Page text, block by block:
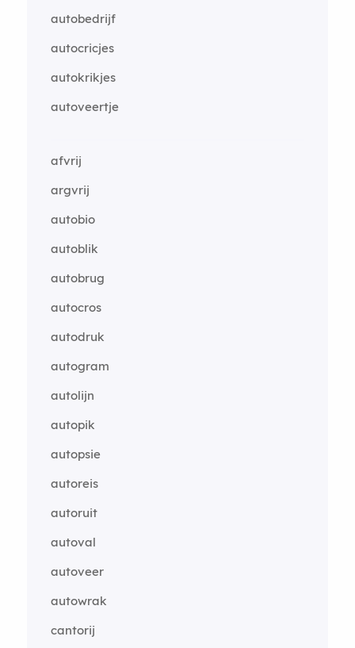
autobedrijf
autocricjes
autokrikjes
autoveertje
afvrij
argvrij
autobio
autoblik
autobrug
autocros
autodruk
autogram
autolijn
autopik
autopsie
autoreis
autoruit
autoval
autoveer
autowrak
cantorij